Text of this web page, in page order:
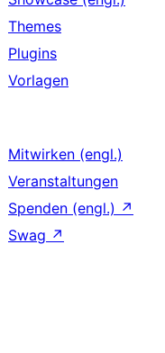
Themes
Plugins
Vorlagen
Mitwirken (engl.)
Veranstaltungen
Spenden (engl.) ↗
Swag ↗